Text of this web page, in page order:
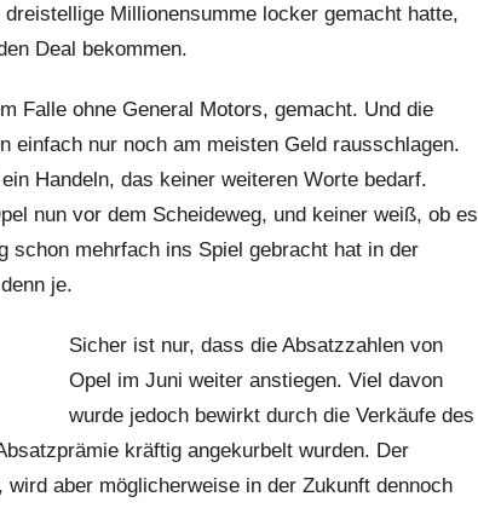
Millionensumme locker gemacht hatte,
Deal bekommen.
Falle ohne General Motors, gemacht. Und die
einfach nur noch am meisten Geld rausschlagen.
Handeln, das keiner weiteren Worte bedarf.
nun vor dem Scheideweg, und keiner weiß, ob es
mehrfach ins Spiel gebracht hat in der
je.
Sicher ist nur, dass die Absatzzahlen von
Opel im Juni weiter anstiegen. Viel davon
wurde jedoch bewirkt durch die Verkäufe des
kräftig angekurbelt wurden. Der
aber möglicherweise in der Zukunft dennoch